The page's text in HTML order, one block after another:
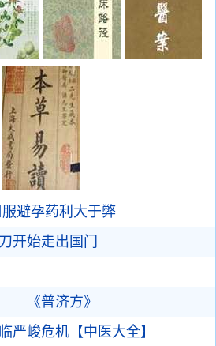
避孕药利大于弊
开始走出国门
《普济方》
严峻危机【中医大全】